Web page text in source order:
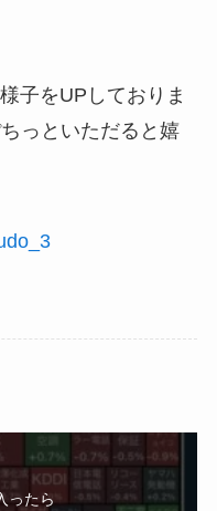
子をUPしておりま
っといただると嬉
ったら